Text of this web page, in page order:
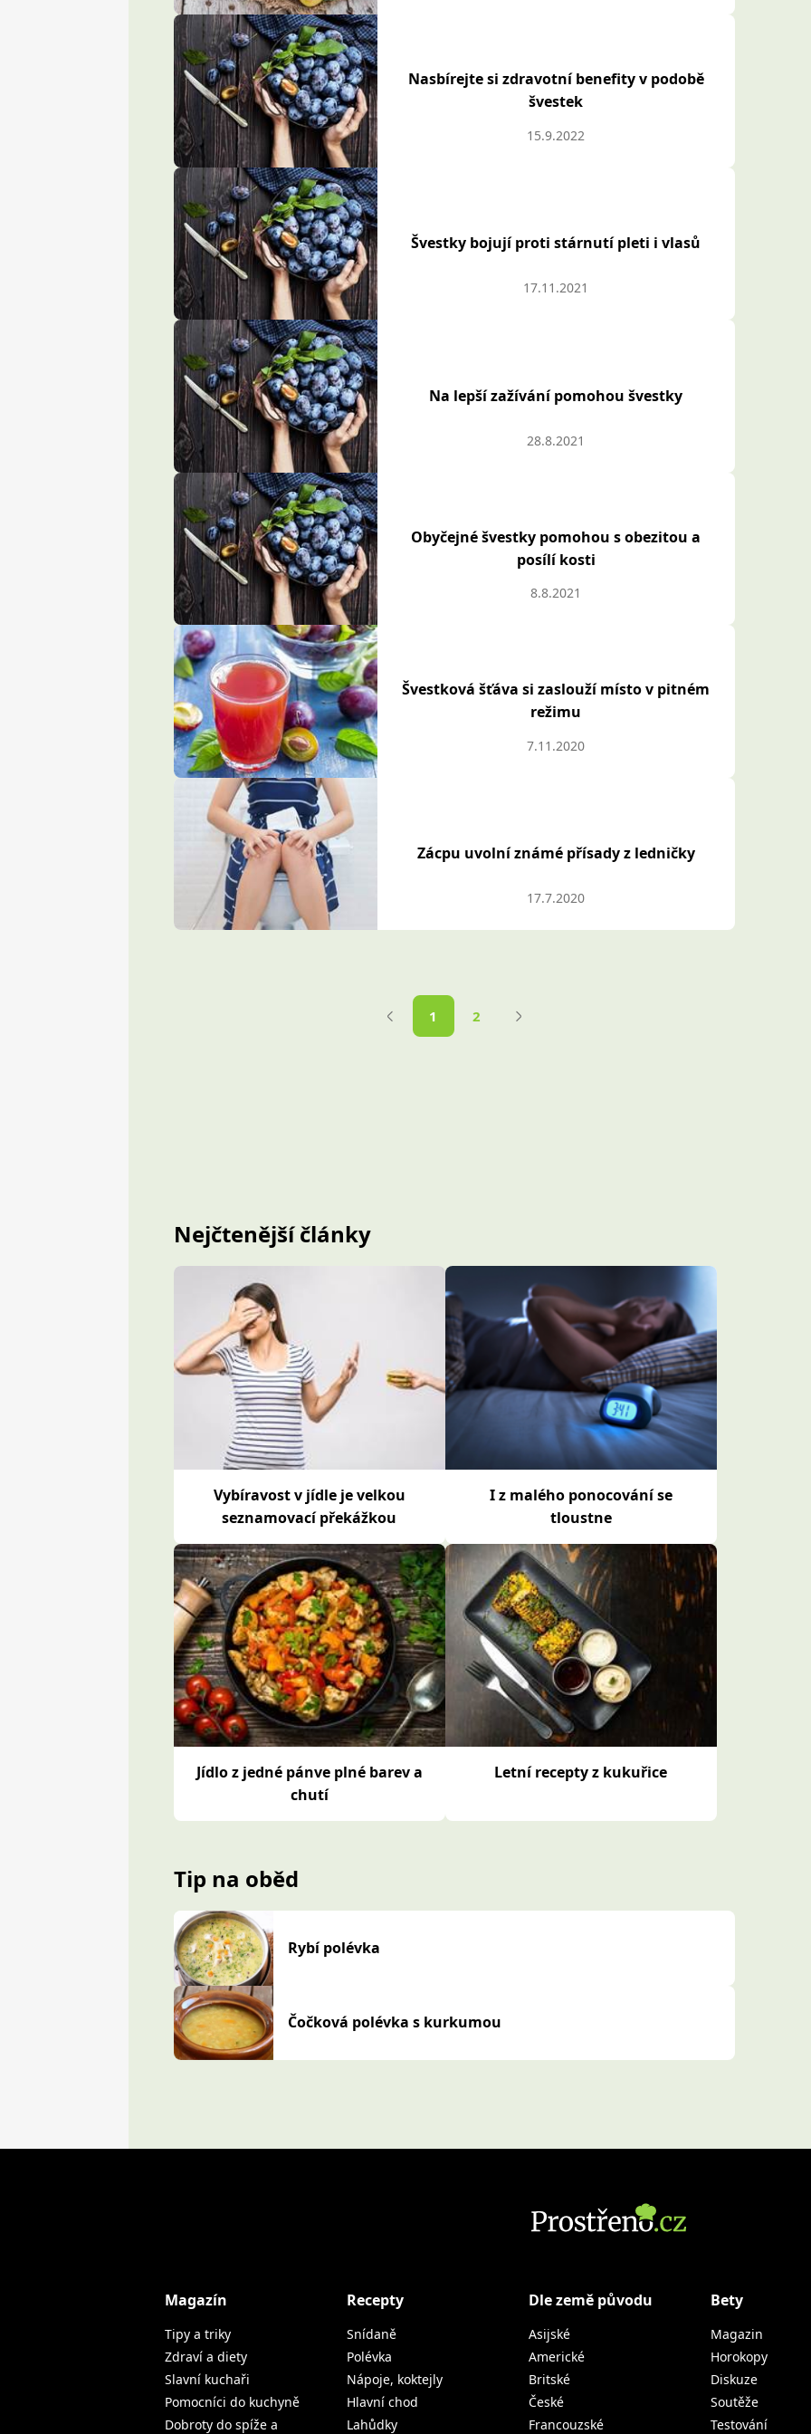
Nasbírejte si zdravotní benefity v podobě
švestek
15.9.2022
Švestky bojují proti stárnutí pleti i vlasů
17.11.2021
Na lepší zažívání pomohou švestky
28.8.2021
Obyčejné švestky pomohou s obezitou a
posílí kosti
8.8.2021
Švestková šťáva si zaslouží místo v pitném
režimu
7.11.2020
Zácpu uvolní známé přísady z ledničky
17.7.2020
1 2
Nejčtenější články
Vybíravost v jídle je velkou
seznamovací překážkou
I z malého ponocování se
tloustne
Jídlo z jedné pánve plné barev a
chutí
Letní recepty z kukuřice
Tip na oběd
Rybí polévka
Čočková polévka s kurkumou
Magazín
Tipy a triky
Zdraví a diety
Slavní kuchaři
Pomocníci do kuchyně
Dobroty do spíže a
Recepty
Snídaně
Polévka
Nápoje, koktejly
Hlavní chod
Lahůdky
Dle země původu
Asijské
Americké
Britské
České
Francouzské
Bety
Magazin
Horokopy
Diskuze
Soutěže
Testování